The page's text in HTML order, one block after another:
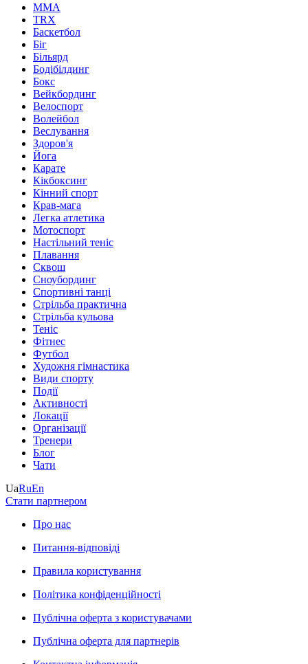
MMA
TRX
Баскетбол
Біг
Більярд
Бодібілдинг
Бокс
Вейкбординг
Велоспорт
Волейбол
Веслування
Здоров'я
Йога
Карате
Кікбоксинг
Кінний спорт
Крав-мага
Легка атлетика
Мотоспорт
Настільний теніс
Плавання
Сквош
Сноубординг
Спортивні танці
Стрільба практична
Стрільба кульова
Теніс
Фітнес
Футбол
Художня гімнастика
Види спорту
Події
Активності
Локації
Організації
Тренери
Блог
Чати
UaRuEn
Стати партнером
Про нас
Питання-відповіді
Правила користування
Політика конфіденційності
Публічна оферта з користувачами
Публічна оферта для партнерів